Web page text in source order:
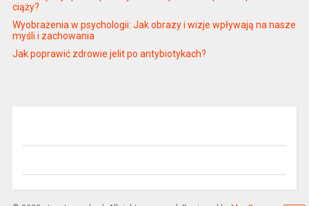
ciąży?
Wyobrażenia w psychologii: Jak obrazy i wizje wpływają na nasze
myśli i zachowania
Jak poprawić zdrowie jelit po antybiotykach?